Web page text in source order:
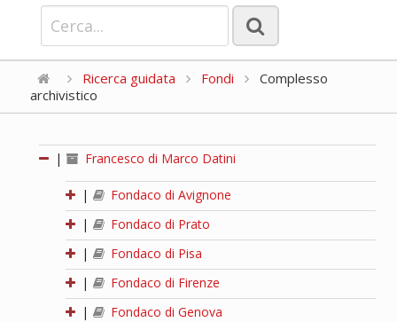
Ricerca guidata Fondi
Complesso
archivistico
| Francesco di Marco Datini
|
Fondaco di Avignone
|
Fondaco di Prato
|
Fondaco di Pisa
|
Fondaco di Firenze
|
Fondaco di Genova